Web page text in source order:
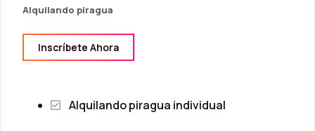
Alquilando piragua
Alquilando piragua individual
Inscríbete Ahora